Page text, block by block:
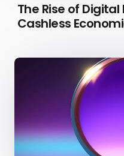
The Rise of
Cashless